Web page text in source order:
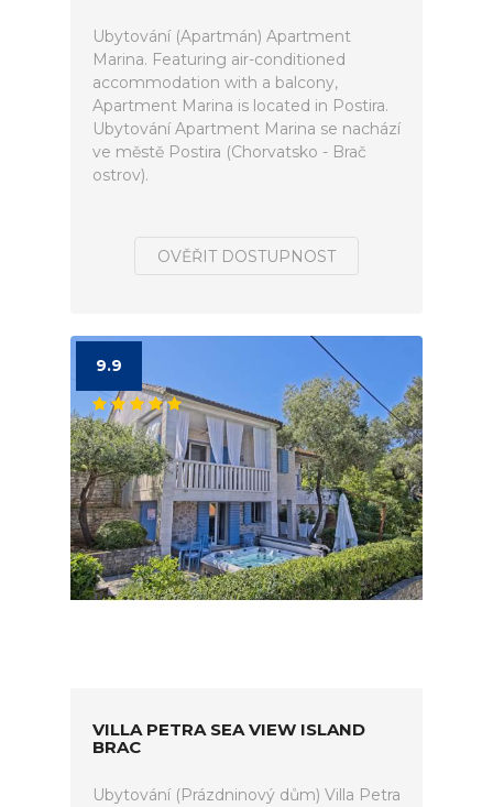
Ubytování (Apartmán) Apartment
Marina. Featuring air-conditioned
accommodation with a balcony,
Apartment Marina is located in Postira.
Ubytování Apartment Marina se nachází
ve městě Postira (Chorvatsko - Brač
ostrov).
OVĚŘIT DOSTUPNOST
9.9
VILLA PETRA SEA VIEW ISLAND
BRAC
Ubytování (Prázdninový dům) Villa Petra